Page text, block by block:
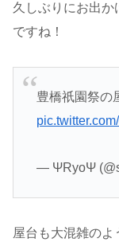
久しぶりにお出か
ですね！
豊橋祇園祭の
— ΨRyoΨ
屋台も大混雑の